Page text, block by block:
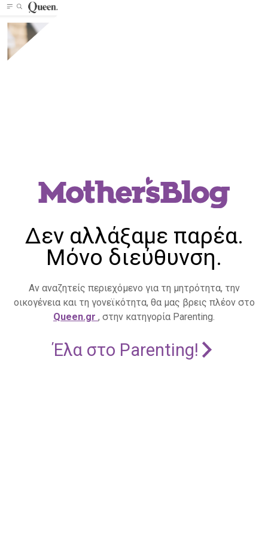
Δεν αλλάξαμε παρέα.
Μόνο διεύθυνση.
Αν αναζητείς περιεχόμενο για τη μητρότητα, την
οικογένεια και τη γονεϊκότητα, θα μας βρεις πλέον στο
Queen.gr , στην κατηγορία Parenting.
Έλα στο Parenting!